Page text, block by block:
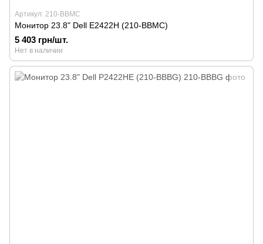
Артикул: 210-BBMC
Монитор 23.8" Dell E2422H (210-BBMC)
5 403 грн/шт.
Нет в наличии